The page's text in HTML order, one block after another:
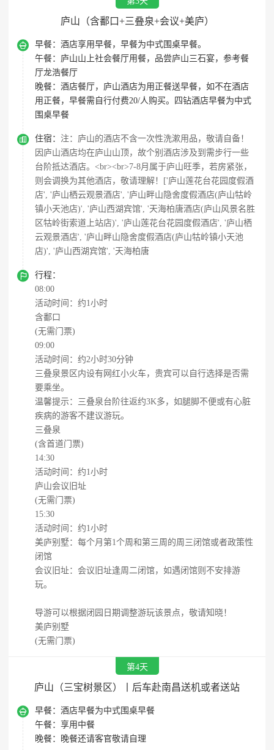
庐山（含鄱口+三叠泉+会议+美庐）
 早餐： 酒店享用早餐，早餐为中式围桌早餐。
午餐： 庐山山上社会餐厅用餐，品尝庐山三石宴，参考餐
厅龙浩餐厅
晚餐： 酒店餐厅，庐山酒店为用正餐送早餐，如不在酒店
用正餐，早餐需自行付费20/人购买。四钻酒店早餐为中式
围桌早餐
 住宿： 注：庐山的酒店不含一次性洗漱用品，敬请自备！
因庐山酒店均在庐山山顶，故个别酒店涉及到需步行一些
台阶抵达酒店。<br><br>7-8月属于庐山旺季，若房紧张，
则会调换为其他酒店，敬请理解！['庐山莲花台花园度假酒
店', '庐山栖云观景酒店', '庐山畔山隐舍度假酒店(庐山牯岭
镇小天池店)', '庐山西湖宾馆', '天海柏唐酒店(庐山风景名胜
区牯岭街索道上站店)', '庐山莲花台花园度假酒店', '庐山栖
云观景酒店', '庐山畔山隐舍度假酒店(庐山牯岭镇小天池
店)', '庐山西湖宾馆', '天海柏唐

行程：
08:00
活动时间：约1小时
含鄱口
(无需门票)
09:00
活动时间：约2小时30分钟
三叠泉景区内设有网红小火车，贵宾可以自行选择是否需
要乘坐。
温馨提示：三叠泉台阶往返约3K多，如腿脚不便或有心脏
疾病的游客不建议游玩。
三叠泉
(含首道门票)
14:30
活动时间：约1小时
庐山会议旧址
(无需门票)
15:30
活动时间：约1小时
美庐别墅：每个月第1个周和第三周的周三闭馆或者政策性
闭馆
会议旧址：会议旧址逢周二闭馆，如遇闭馆则不安排游
玩。
导游可以根据闭园日期调整游玩该景点，敬请知晓！
美庐别墅
(无需门票)
第4天
庐山（三宝树景区）丨后车赴南昌送机或者送站
 早餐： 酒店早餐为中式围桌早餐
午餐： 享用中餐
晚餐：
晚餐还请客官敬请自理